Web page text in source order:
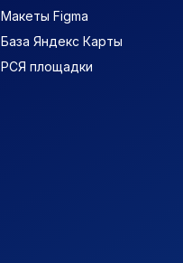
Макеты Figma
База Яндекс Карты
РСЯ площадки